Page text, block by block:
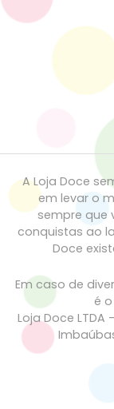
A Loja Doce
em levar o
sempre que
conquistas ao
Doce
Em caso de
é
Loja Doce LTDA